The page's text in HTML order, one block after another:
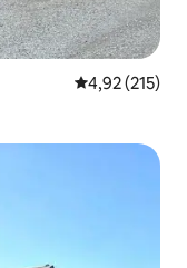
Prosječna
4,92 (215)